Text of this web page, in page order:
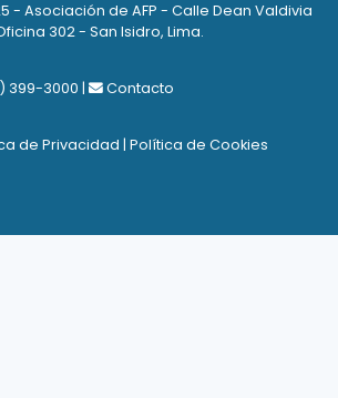
- Asociación de AFP - Calle Dean Valdivia
302 - San Isidro, Lima.
399-3000 | Contacto
de Privacidad | Política de Cookies